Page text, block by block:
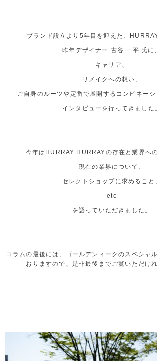
ブランド設立より5年目を迎えた、
昨年デザイナー 古谷 一平 氏に
キャリア、
リメイクへの想い、
ご自身のルーツや定番で展開するコンビネーシ
インタビューを行ってきました
今年はHURRAY HURRAYの存在と業界へ
現在の業界について、
セレクトショップに求めること
etc
を語っていただきました。
コラムの最後には、ゴールデンィークのスペシャ
おりますので、是非最後までご覧いただけ